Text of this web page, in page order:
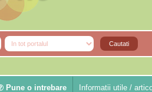
Pune o intrebare Informatii utile /